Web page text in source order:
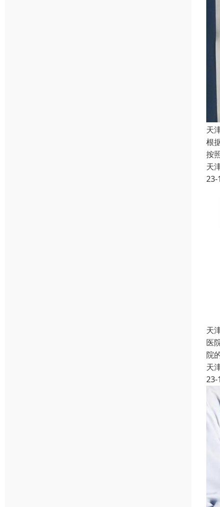
天
根
按
天
23-
天
医
院
天
23-